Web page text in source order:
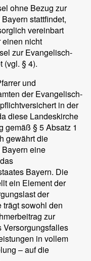
ohne Bezug zur
stattfindet,
vereinbart
einen nicht
zur Evangelisch-
(vgl. § 4).
und
der Evangelisch-
in der
diese Landeskirche
gemäß § 5 Absatz 1
gewährt die
eine
Bayern. Die
ein Element der
der
trägt sowohl den
zur
Versorgungsfalles
in vollem
– auf die